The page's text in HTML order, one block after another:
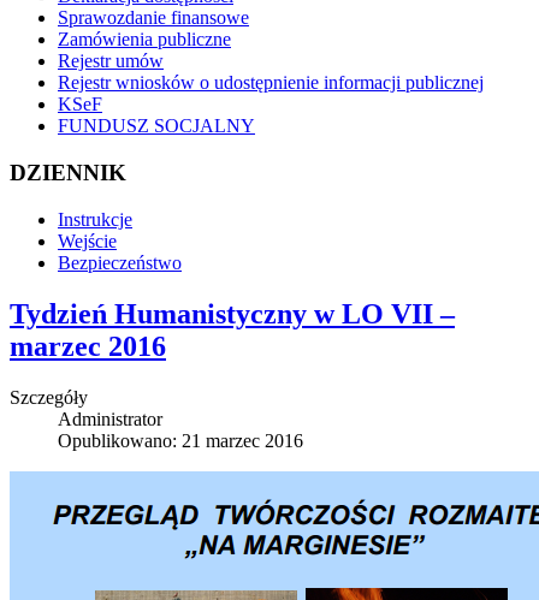
Sprawozdanie finansowe
Zamówienia publiczne
Rejestr umów
Rejestr wniosków o udostępnienie informacji publicznej
KSeF
FUNDUSZ SOCJALNY
DZIENNIK
Instrukcje
Wejście
Bezpieczeństwo
Tydzień Humanistyczny w LO VII –
marzec 2016
Szczegóły
Administrator
Opublikowano: 21 marzec 2016